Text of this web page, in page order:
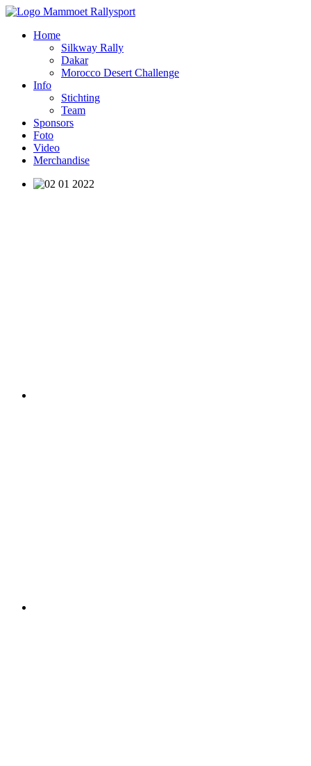
Home
Silkway Rally
Dakar
Morocco Desert Challenge
Info
Stichting
Team
Sponsors
Foto
Video
Merchandise